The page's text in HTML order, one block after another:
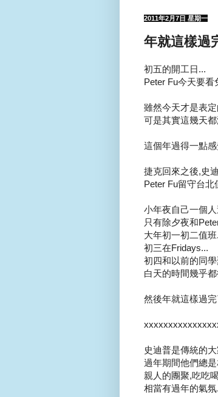
2011年2月7日 星期一
年就這樣過
初五的開工日...
Peter Fu今天要看
雖然今天才是表
可是其實這幾天
這個年過得一點
捷克回來之後,史
Peter Fu留守台北
小年夜自己一個
只有除夕夜和
大年初一初二值班
初三在Fridays...
初四和以前的同
白天的時間幾乎
然後年就這樣過完
史迪普是傳統的
過年期間他們總
親人的團聚,吃吃
相當有過年的氣氛